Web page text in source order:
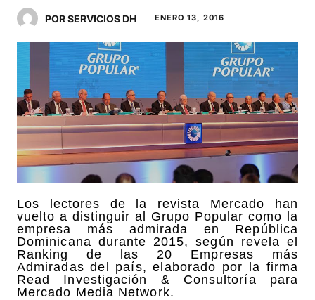
POR SERVICIOS DH ENERO 13, 2016
Los lectores de la revista Mercado han
vuelto a distinguir al Grupo Popular como la
empresa más admirada en República
Dominicana durante 2015, según revela el
Ranking de las 20 Empresas más
Admiradas del país, elaborado por la firma
Read Investigación & Consultoría para
Mercado Media Network.